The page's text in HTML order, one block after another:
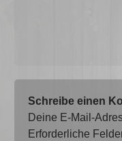
Schreibe einen
Deine E-Mail-
Erforderliche